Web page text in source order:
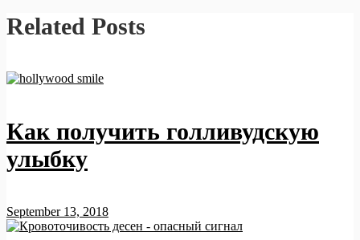
Related Posts
Как получить голливудскую
улыбку
September 13, 2018